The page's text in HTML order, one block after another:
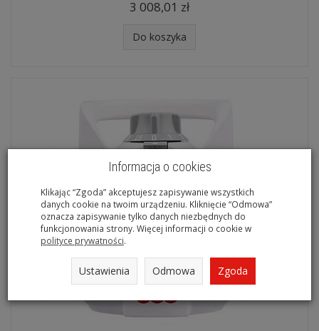
3 008,01 zł
Do koszyka
Informacja o cookies
Klikając “Zgoda” akceptujesz zapisywanie wszystkich
danych cookie na twoim urządzeniu. Kliknięcie “Odmowa”
oznacza zapisywanie tylko danych niezbędnych do
funkcjonowania strony. Więcej informacji o cookie w
polityce prywatności.
Ustawienia Odmowa Zgoda